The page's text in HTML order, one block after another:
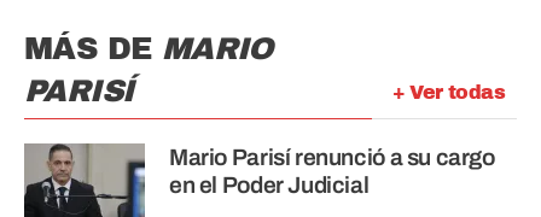
+ Ver todas
MÁS DE MARIO
PARISÍ
Mario Parisí renunció a su cargo
en el Poder Judicial